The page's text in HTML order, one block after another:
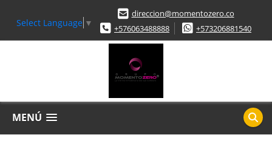
Select Language ▼
direccion@momentozero.co
+576063488888
+573206881540
MENÚ